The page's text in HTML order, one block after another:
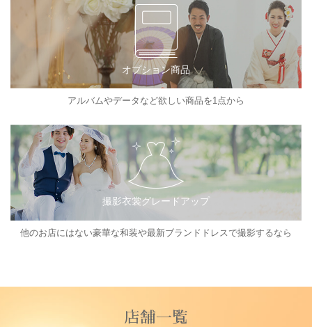
オプション商品
アルバムやデータなど欲しい商品を1点から
撮影衣裳グレードアップ
他のお店にはない豪華な和装や最新ブランドドレスで撮影するなら
店舗一覧